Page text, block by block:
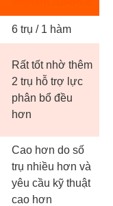
6 trụ / 1 hàm
Rất tốt nhờ thêm
2 trụ hỗ trợ lực
phân bổ đều
hơn
Cao hơn do số
trụ nhiều hơn và
yêu cầu kỹ thuật
cao hơn